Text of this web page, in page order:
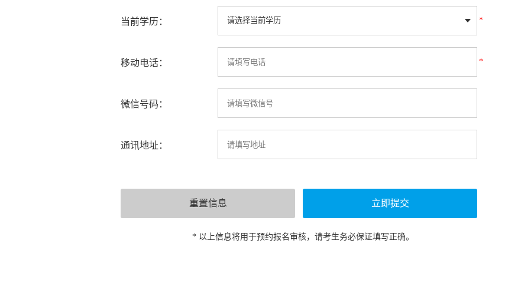
当前学历： *
移动电话： *
微信号码：
通讯地址：
* 以上信息将用于预约报名审核，请考生务必保证填写正确。